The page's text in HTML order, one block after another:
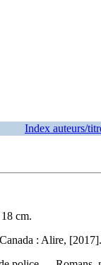
Index auteurs/
cm.
: Alire,